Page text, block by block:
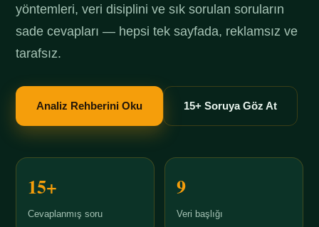
yöntemleri, veri disiplini ve sık sorulan soruların
sade cevapları — hepsi tek sayfada, reklamsız ve
tarafsız.
Analiz Rehberini Oku 15+ Soruya Göz At
15+
Cevaplanmış soru
9
Veri başlığı